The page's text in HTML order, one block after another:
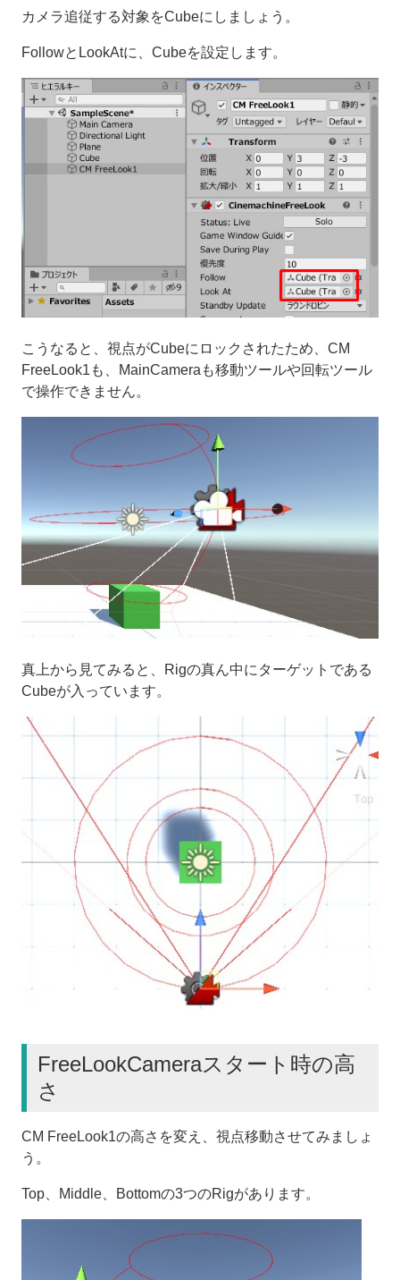
カメラ追従する対象をCubeにしましょう。
FollowとLookAtに、Cubeを設定します。
こうなると、視点がCubeにロックされたため、CM
FreeLook1も、MainCameraも移動ツールや回転ツール
で操作できません。
真上から見てみると、Rigの真ん中にターゲットである
Cubeが入っています。
FreeLookCameraスタート時の高
さ
CM FreeLook1の高さを変え、視点移動させてみましょ
う。
Top、Middle、Bottomの3つのRigがあります。